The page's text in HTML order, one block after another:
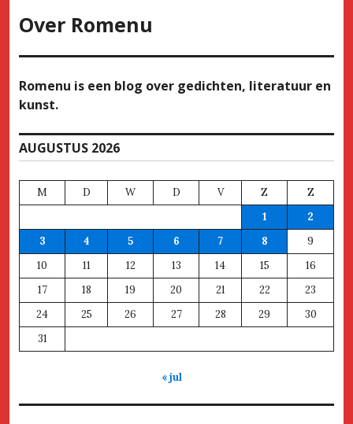
Over Romenu
Romenu is een blog over gedichten, literatuur en
kunst.
AUGUSTUS 2026
M D W D V Z
Z
1
2
3
4 5 6 7 8
9
10
11 12 13 14 15
16
17
18 19 20 21 22
23
24
25 26 27 28 29
30
31
« jul